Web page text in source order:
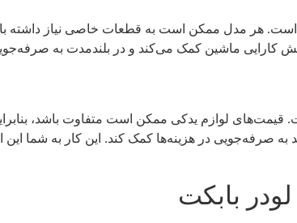
است. هر مدل ممکن است به قطعات خاصی نیاز داشته
کارایی ماشین کمک می‌کند و در بلندمدت به
قیمت‌های لوازم یدکی ممکن است متفاوت باشد،
به صرفه‌جویی در هزینه‌ها کمک کند. این کار به شما
بابکت